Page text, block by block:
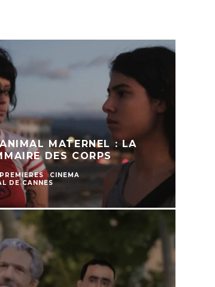
MATERNEL : LA
DES CORPS
CINEMA
DE CANNES